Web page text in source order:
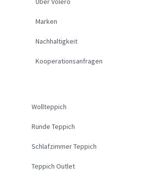
Marken
Nachhaltigkeit
Kooperationsanfragen
Wollteppich
Runde Teppich
Schlafzimmer Teppich
Teppich Outlet